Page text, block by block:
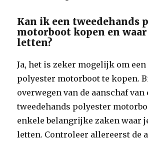
Kan ik een tweedehands
motorboot kopen en
letten?
Ja, het is zeker mogelijk om
polyester motorboot te kopen.
overwegen van de aanschaf van
tweedehands polyester
enkele belangrijke zaken waar
letten. Controleer allereerst de